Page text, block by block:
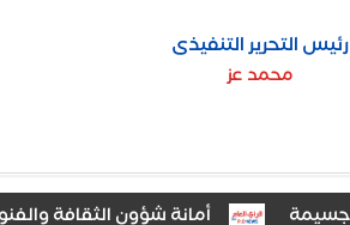
رئيس التحرير التنفيذى
محمد عز
أمانة شؤون الثقافة والفنون